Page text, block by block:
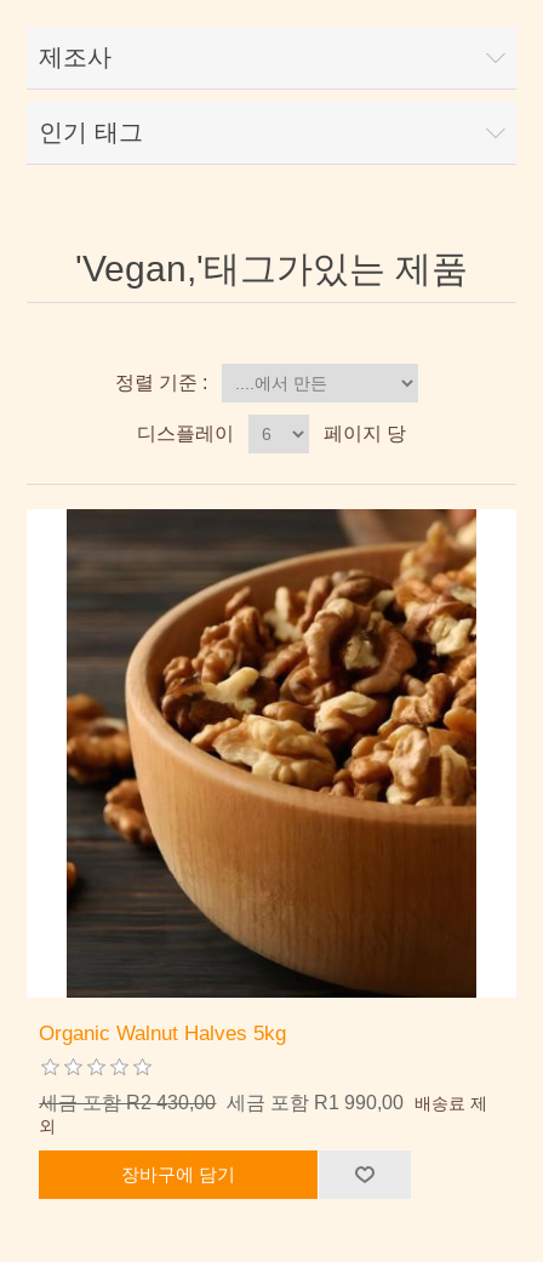
제조사
인기 태그
'Vegan,'태그가있는 제품
정렬 기준 :
디스플레이 페이지 당
Organic Walnut Halves 5kg
세금 포함 R2 430,00 세금 포함 R1 990,00 배송료 제
외
장바구에 담기